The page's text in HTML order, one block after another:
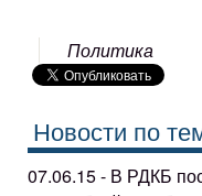
Политика
Новости по
07.06.15 - В РДКБ